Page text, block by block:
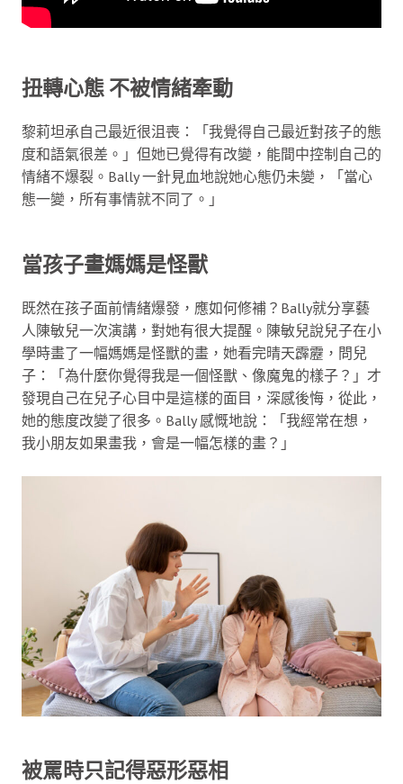
扭轉心態 不被情緒牽動
黎莉坦承自己最近很沮喪：「我覺得自己最近對孩子的態
度和語氣很差。」但她已覺得有改變，能間中控制自己的
情緒不爆裂。Bally 一針見血地說她心態仍未變，「當心
態一變，所有事情就不同了。」
當孩子畫媽媽是怪獸
既然在孩子面前情緒爆發，應如何修補？Bally就分享藝
人陳敏兒一次演講，對她有很大提醒。陳敏兒說兒子在小
學時畫了一幅媽媽是怪獸的畫，她看完晴天霹靂，問兒
子：「為什麼你覺得我是一個怪獸、像魔鬼的樣子？」才
發現自己在兒子心目中是這樣的面目，深感後悔，從此，
她的態度改變了很多。Bally 感慨地說：「我經常在想，
我小朋友如果畫我，會是一幅怎樣的畫？」
被罵時只記得惡形惡相